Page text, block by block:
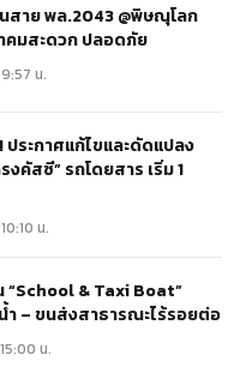
สาย พล.2043 @พิษณุโลก
คมสะดวก ปลอดภัย
น.
ประกาศแก้ไขและดัดแปลง
งคัสซี” รถโดยสาร เริ่ม 1
น.
“School & Taxi Boat”
ำ – ขนส่งสาธารณะไร้รอยต่อ
น.